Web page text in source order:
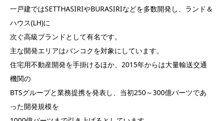
一戸建ではSETTHASIRIやBURASIRIなどを多数開発し、ランド＆
ハウス(LH)に
次ぐ高級ブランドとして有名です。
主な開発エリアはバンコクを対象にしています。
住宅用不動産開発を手掛けるほか、2015年からは大量輸送交通
機関の
BTSグループと業務提携を発表し、当初250～300億バーツであ
った開発規模を